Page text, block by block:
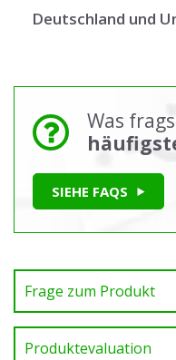
Deutschland und
Was
SIEHE FAQS
Frage zum Produkt
Produktevaluation